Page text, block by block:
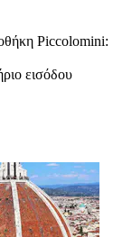
Piccolomini:
εισόδου